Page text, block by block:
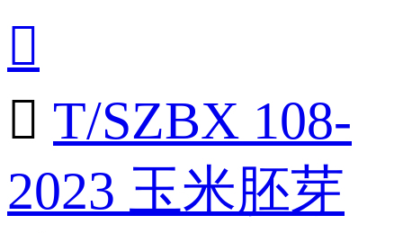

 T/SZBX 108-
2023 玉米胚芽